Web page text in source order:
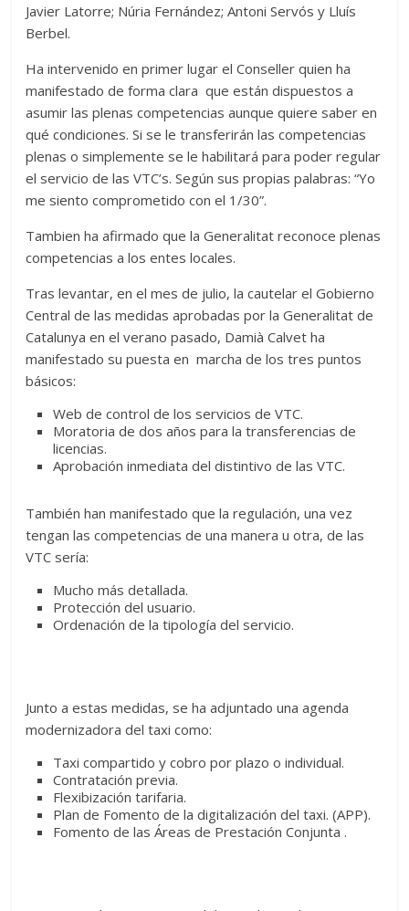
Javier Latorre; Núria Fernández; Antoni Servós y Lluís
Berbel.
Ha intervenido en primer lugar el Conseller quien ha
manifestado de forma clara que están dispuestos a
asumir las plenas competencias aunque quiere saber en
qué condiciones. Si se le transferirán las competencias
plenas o simplemente se le habilitará para poder regular
el servicio de las VTC’s. Según sus propias palabras: “Yo
me siento comprometido con el 1/30”.
Tambien ha afirmado que la Generalitat reconoce plenas
competencias a los entes locales.
Tras levantar, en el mes de julio, la cautelar el Gobierno
Central de las medidas aprobadas por la Generalitat de
Catalunya en el verano pasado, Damià Calvet ha
manifestado su puesta en marcha de los tres puntos
básicos:
Web de control de los servicios de VTC.
Moratoria de dos años para la transferencias de
licencias.
Aprobación inmediata del distintivo de las VTC.
También han manifestado que la regulación, una vez
tengan las competencias de una manera u otra, de las
VTC sería:
Mucho más detallada.
Protección del usuario.
Ordenación de la tipología del servicio.
Junto a estas medidas, se ha adjuntado una agenda
modernizadora del taxi como:
Taxi compartido y cobro por plazo o individual.
Contratación previa.
Flexibización tarifaria.
Plan de Fomento de la digitalización del taxi. (APP).
Fomento de las Áreas de Prestación Conjunta .